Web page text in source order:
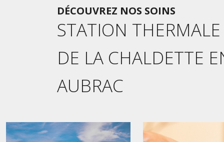
DÉCOUVREZ NOS SOINS
STATION THERMALE
DE LA CHALDETTE
AUBRAC